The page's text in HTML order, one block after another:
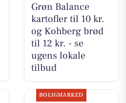
Grøn Balance
kartofler til 10 kr.
og Kohberg brød
til 12 kr. - se
ugens lokale
tilbud
BOLIGMARKED